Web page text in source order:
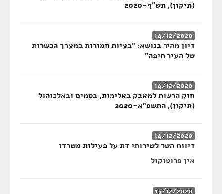
(תיקון), תש"ף-2020
14/12/2020
דיון מהיר בנושא: "בעיות חמורות במערך הכשרות
של העיר חיפה"
14/12/2020
חוק הרשות למאבק באלימות, בסמים ובאלכוהול
(תיקון), התשפ"א-2020
14/12/2020
דיווח השר לשירותי דת על פעילות משרדו
אין פרוטוקול
13/12/2020